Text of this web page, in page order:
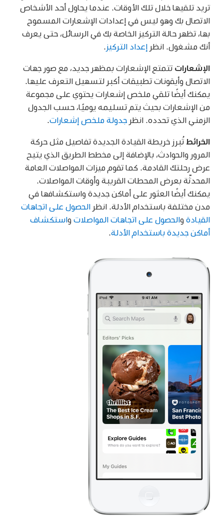
تريد تلقيها خلال تلك الأوقات. عندما يحاول أحد الأشخاص
الاتصال بك وهو ليس في إعدادات الإشعارات المسموح
بها، تظهر حالة التركيز الخاصة بك في الرسائل، حتى يعرف
أنك مشغول. انظر إعداد التركيز
الإشعارات تتمتع الإشعارات بمظهر جديد، مع صور جهات
الاتصال وأيقونات تطبيقات أكبر لتسهيل التعرف عليها.
يمكنك أيضًا تلقي ملخص إشعارات يحتوي على مجموعة
من الإشعارات بحيث يتم تسليمه يوميًا، حسب الجدول
الزمني الذي تحدده. انظر جدولة ملخص إشعارات
الخرائط تُبرز خريطة القيادة الجديدة تفاصيل مثل حركة
المرور والحوادث، بالإضافة إلى مخطط الطريق الذي يتيح
عرض رحلتك القادمة. كما تقوم ميزات المواصلات العامة
المحدثّة بعرض المحطات القريبة وأوقات المواصلات.
يمكنك أيضًا العثور على أماكن جديدة واستكشافها في
مدن مختلفة باستخدام الأدلة. انظر الحصول على اتجاهات
القيادة والحصول على اتجاهات المواصلات واستكشاف
أماكن جديدة باستخدام الأدلة